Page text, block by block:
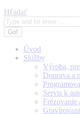
Search:
Hľadať
Úvod
Služby
Výroba,
Doprava a
Servis k
Frézovanie